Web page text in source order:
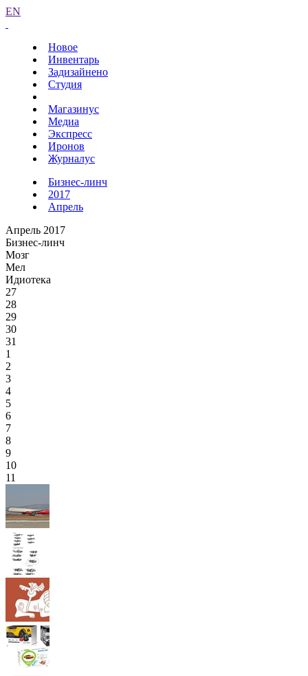
EN
Новое
Инвентарь
Задизайнено
Студия
Магазинус
Медиа
Экспресс
Иронов
Журналус
Бизнес-линч
2017
Апрель
Апрель 2017
Бизнес-линч
Мозг
Мел
Идиотека
27
28
29
30
31
1
2
3
4
5
6
7
8
9
10
11